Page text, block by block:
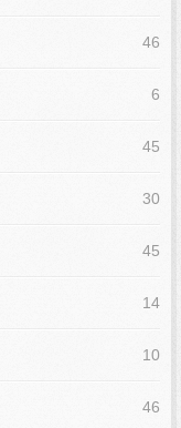
46
6
45
30
45
14
10
46